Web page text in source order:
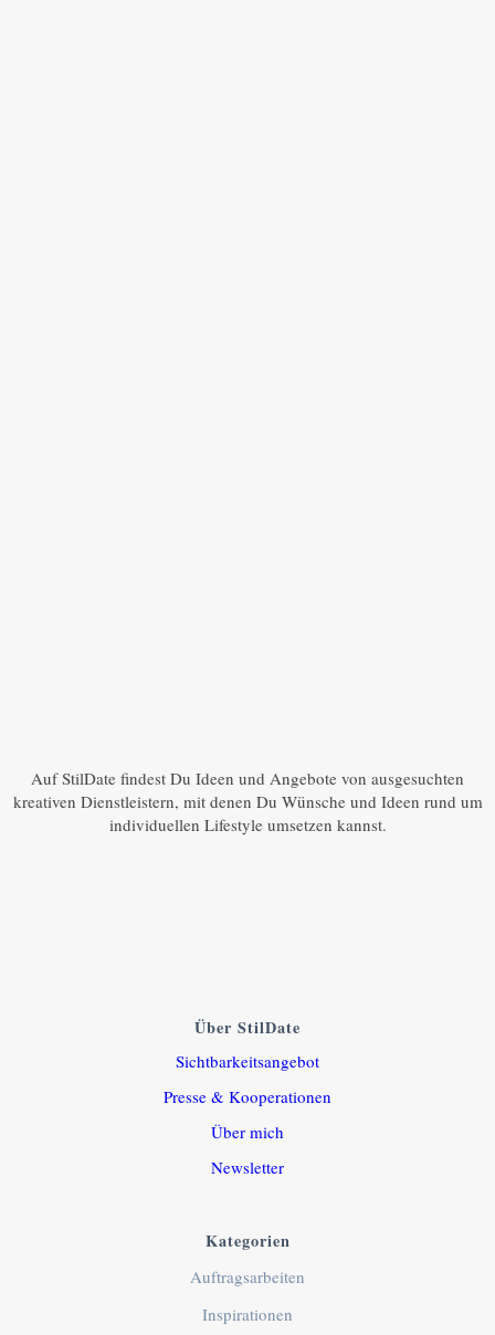
Auf StilDate findest Du Ideen und Angebote von ausgesuchten
kreativen Dienstleistern, mit denen Du Wünsche und Ideen rund um
individuellen Lifestyle umsetzen kannst.
Über StilDate
Sichtbarkeitsangebot
Presse & Kooperationen
Über mich
Newsletter
Kategorien
Auftragsarbeiten
Inspirationen